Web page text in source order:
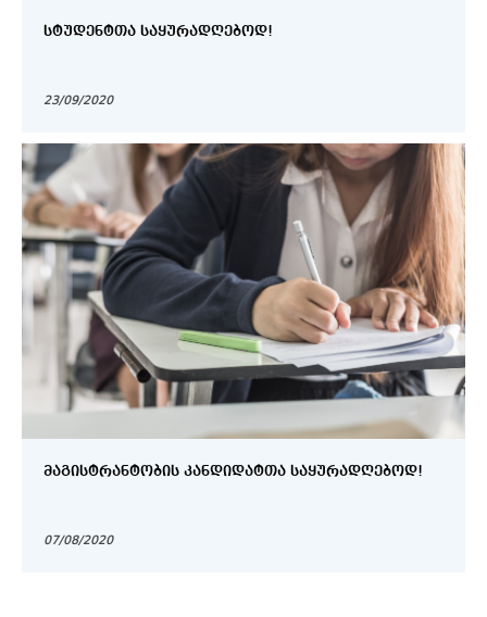
ᲡᲢᲣᲓᲔᲜᲢᲗᲐ ᲡᲐᲧᲣᲠᲐᲓᲦᲔᲑᲝᲓ!
23/09/2020
ᲛᲐᲒᲘᲡᲢᲠᲐᲜᲢᲝᲑᲘᲡ ᲙᲐᲜᲓᲘᲓᲐᲢᲗᲐ ᲡᲐᲧᲣᲠᲐᲓᲦᲔᲑᲝᲓ!
07/08/2020